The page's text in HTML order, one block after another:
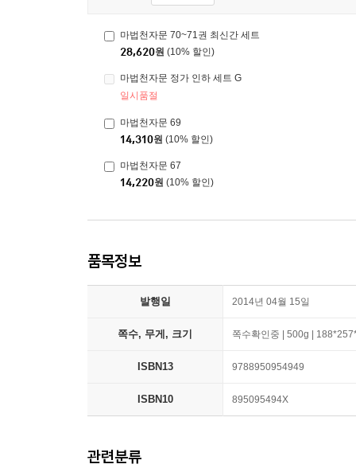
마법천자문 70~71권 최신간 세트
28,620원 (10% 할인)
마법천자문 정가 인하 세트 G
일시품절
마법천자문 69
14,310원 (10% 할인)
마법천자문 67
14,220원 (10% 할인)
품목정보
발행일 2014년 04월 15일
쪽수, 무게, 크기 쪽수확인중 | 500g |
ISBN13 9788950954949
ISBN10 895095494X
관련분류